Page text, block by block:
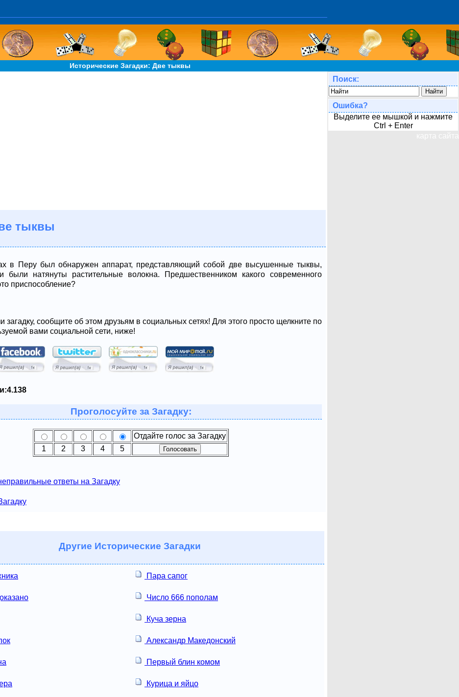
Исторические Загадки: Две тыквы
тыквы
в Перу был обнаружен аппарат, представляющий собой две высушенные тыквы,
были натянуты растительные волокна. Предшественником какого современного
приспособление?
загадку, сообщите об этом друзьям в социальных сетях! Для этого просто щелкните по
вами социальной сети, ниже!
4.138
Проголосуйте за Загадку:
Отдайте голос за Загадку
1
2 3 4 5
ответы на Загадку
Другие Исторические Загадки
Пара сапог
Число 666 пополам
Куча зерна
Александр Македонский
Первый блин комом
Курица и яйцо
Поиск:
Ошибка?
Выделите ее мышкой и нажмите
Ctrl + Enter